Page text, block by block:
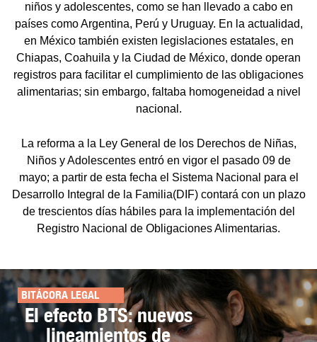
niños y adolescentes, como se han llevado a cabo en
países como Argentina, Perú y Uruguay. En la actualidad,
en México también existen legislaciones estatales, en
Chiapas, Coahuila y la Ciudad de México, donde operan
registros para facilitar el cumplimiento de las obligaciones
alimentarias; sin embargo, faltaba homogeneidad a nivel
nacional.
La reforma a la Ley General de los Derechos de Niñas,
Niños y Adolescentes entró en vigor el pasado 09 de
mayo; a partir de esta fecha el Sistema Nacional para el
Desarrollo Integral de la Familia(DIF) contará con un plazo
de trescientos días hábiles para la implementación del
Registro Nacional de Obligaciones Alimentarias.
BITÁCORA LEGAL
El efecto BTS: nuevos
lineamientos de